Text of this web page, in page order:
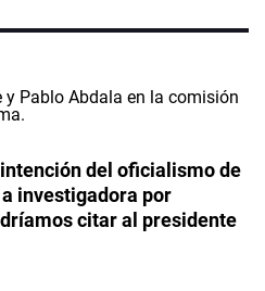
del oficialismo de
investigadora por
citar al presidente